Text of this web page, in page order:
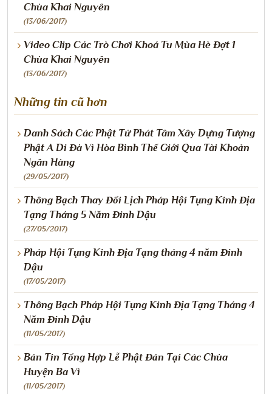
Chùa Khai Nguyên
(13/06/2017)
Video Clip Các Trò Chơi Khoá Tu Mùa Hè Đợt 1
Chùa Khai Nguyên
(13/06/2017)
Những tin cũ hơn
Danh Sách Các Phật Tử Phát Tâm Xây Dựng Tượng
Phật A Di Đà Vì Hòa Bình Thế Giới Qua Tài Khoản
Ngân Hàng
(29/05/2017)
Thông Bạch Thay Đổi Lịch Pháp Hội Tụng Kinh Địa
Tạng Tháng 5 Năm Đinh Dậu
(27/05/2017)
Pháp Hội Tụng Kinh Địa Tạng tháng 4 năm Đinh
Dậu
(17/05/2017)
Thông Bạch Pháp Hội Tụng Kinh Địa Tạng Tháng 4
Năm Đinh Dậu
(11/05/2017)
Bản Tin Tổng Hợp Lễ Phật Đản Tại Các Chùa
Huyện Ba Vì
(11/05/2017)